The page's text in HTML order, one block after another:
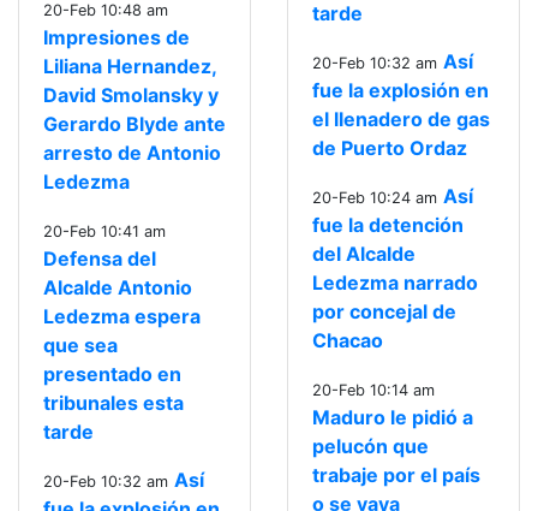
20-Feb 10:48 am
Impresiones de
Liliana Hernandez,
David Smolansky y
Gerardo Blyde ante
arresto de Antonio
Ledezma
20-Feb 10:41 am
Defensa del
Alcalde Antonio
Ledezma espera
que sea
presentado en
tribunales esta
tarde
20-Feb 10:32 am Así
tarde
20-Feb 10:32 am Así
fue la explosión en
el llenadero de gas
de Puerto Ordaz
20-Feb 10:24 am Así
fue la detención
del Alcalde
Ledezma narrado
por concejal de
Chacao
20-Feb 10:14 am
Maduro le pidió a
pelucón que
trabaje por el país
o se vaya